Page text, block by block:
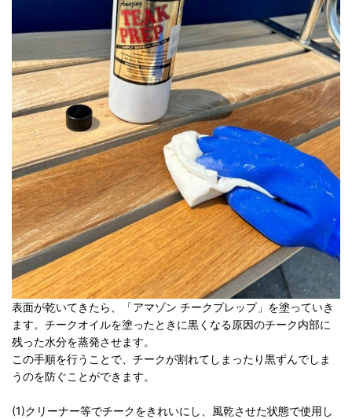
表面が乾いてきたら、「アマゾン チークプレップ」を塗っていき
ます。チークオイルを塗ったときに黒くなる原因のチーク内部に
残った水分を蒸発させます。
この手順を行うことで、チークが割れてしまったり黒ずんでしま
うのを防ぐことができます。
(1)クリーナー等でチークをきれいにし、風乾させた状態で使用し